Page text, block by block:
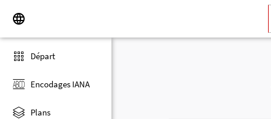
Départ
Encodages IANA
Plans